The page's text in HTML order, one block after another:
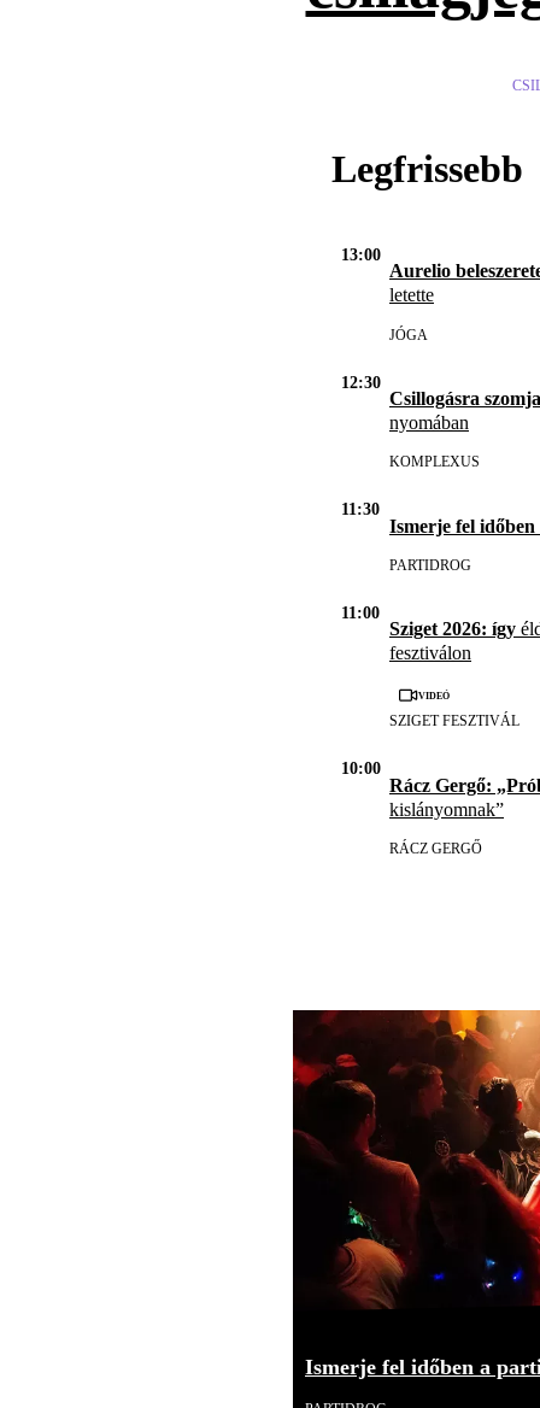
Legfrissebb
13:00
Aurelio
letette
JÓGA
12:30
Csillogásra
nyomában
KOMPLEXUS
11:30
Ismerje fel időben
PARTIDROG
11:00
Sziget 2026: így
fesztiválon
Videó
SZIGET FESZTIVÁL
10:00
Rácz Gergő:
kislányomnak”
RÁCZ GERGŐ
Ismerje fel időben a